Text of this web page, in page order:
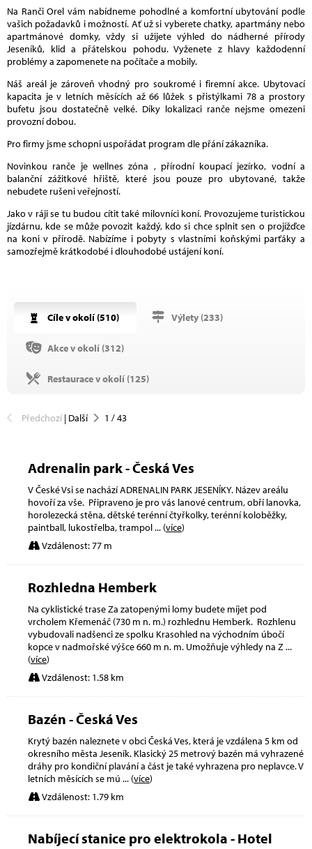
Na Ranči Orel vám nabídneme pohodlné a komfortní ubytování podle
vašich požadavků i možností. Ať už si vyberete chatky, apartmány nebo
apartmánové domky, vždy si užijete výhled do nádherné přírody
Jeseníků, klid a přátelskou pohodu. Vyženete z hlavy každodenní
problémy a zapomenete na počítače a mobily.
Náš areál je zároveň vhodný pro soukromé i firemní akce. Ubytovací
kapacita je v letních měsících až 66 lůžek s přistýlkami 78 a prostory
bufetu jsou dostatečně velké. Díky lokalizaci ranče nejsme omezeni
provozní dobou.
Pro firmy jsme schopni uspořádat program dle přání zákazníka.
Novinkou ranče je wellnes zóna , přírodní koupací jezírko, vodní a
balanční zážitkové hřiště, které jsou pouze pro ubytované, takže
nebudete rušeni veřejností.
Jako v ráji se tu budou cítit také milovníci koní. Provozujeme turistickou
jízdárnu, kde se může povozit každý, kdo si chce splnit sen o projížďce
na koni v přírodě. Nabízíme i pobyty s vlastními koňskými parťáky a
samozřejmě krátkodobé i dlouhodobé ustájení koní.
Cíle v okolí (510) Výlety (233)
Akce v okolí (312)
Restaurace v okolí (125)
Předchozí | Další 1 /43
Adrenalin park - Česká Ves
V České Vsi se nachází ADRENALIN PARK JESENÍKY. Název areálu
hovoří za vše. Připraveno je pro vás lanové centrum, obří lanovka,
horolezecká stěna, dětské terénní čtyřkolky, terénní koloběžky,
paintball, lukostřelba, trampol... (více)
Vzdálenost: 77 m
Rozhledna Hemberk
Na cyklistické trase Za zatopenými lomy budete míjet pod
vrcholem Křemenáč (730 m n. m.) rozhlednu Hemberk. Rozhlenu
vybudovali nadšenci ze spolku Krasohled na východním úbočí
kopce v nadmořské výšce 660 m n. m. Umožňuje výhledy na Z...
(více)
Vzdálenost: 1.58 km
Bazén - Česká Ves
Krytý bazén naleznete v obci Česká Ves, která je vzdálena 5 km od
okresního města Jeseník. Klasický 25 metrový bazén má vyhrazené
dráhy pro kondiční plavání a část je také vyhrazena pro neplavce. V
letních měsících se mú ... (více)
Vzdálenost: 1.79 km
Nabíjecí stanice pro elektrokola - Hotel